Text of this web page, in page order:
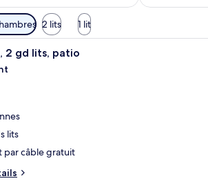
2 lits 1 lit
:
Une chambre d’hôtel avec
2 gd lits, patio
lits
par câble gratuit